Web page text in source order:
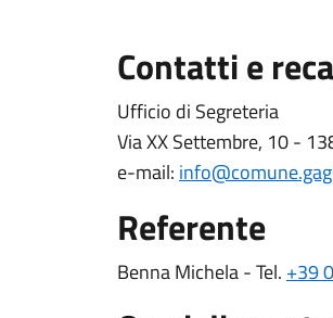
Contatti e
Ufficio di Segreteria
Via XX Settembre, 10 -
e-mail:
Referente
Benna Michela - Tel. +39